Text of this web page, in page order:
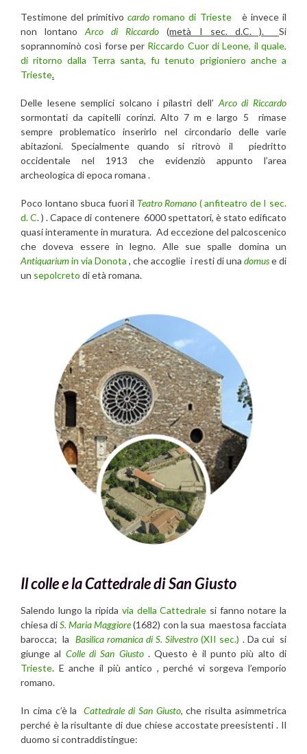
Testimone del primitivocardo romano di Trieste
è invece il
non lontanoArco di Riccardo (metà I sec. d.C. ).Si
soprannominò così forse per Riccardo Cuor di Leone, il quale,
di ritorno dalla Terra santa, fu tenuto prigioniero anche a
Trieste.
Delle lesene semplici solcano i pilastri dell’ Arco di Riccardo
sormontati da capitelli corinzi. Alto 7 m e largo 5 rimase
sempre problematico inserirlo nel circondario delle varie
abitazioni. Specialmente quando si ritrovò il piedritto
occidentale nel 1913 che evidenziò appunto l’area
archeologica di epoca romana .
Poco lontano sbuca fuori il Teatro Romano ( anfiteatro de I sec.
d. C. ) . Capace di contenere 6000 spettatori, è stato edificato
quasi interamente in muratura. Ad eccezione del palcoscenico
che doveva essere in legno. Alle sue spalle domina un
Antiquariumin via Donota , che accoglie i resti di una domuse di
un sepolcreto di età romana.
Il colle e la Cattedrale di San Giusto
Salendo lungo la ripida via della Cattedrale si fanno notare la
chiesa diS. Maria Maggiore(1682) con la sua maestosa facciata
barocca; la Basilica romanica di S. Silvestro (XII sec.) . Da cui si
giunge al Colle di San Giusto. Questo è il punto più alto di
Trieste. E anche il più antico , perché vi sorgeva l’emporio
romano.
In cima c’è laCattedrale di San Giusto, che risulta asimmetrica
perché è la risultante di due chiese accostate preesistenti . Il
duomo si contraddistingue: